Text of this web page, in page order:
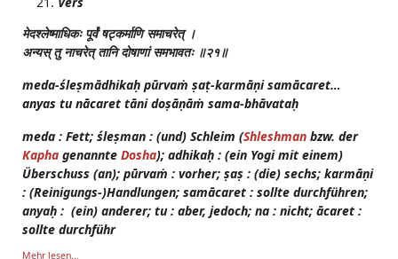
मेदश्लेष्माधिकः पूर्वं षट्कर्माणि समाचरेत् ।
अन्यस् तु नाचरेत् तानि दोषाणां समभावतः ॥२१॥
meda-śleṣmādhikaḥ pūrvaṁ ṣaṭ-karmāṇi samācaret…
anyas tu nācaret tāni doṣāṇāṁ sama-bhāvataḥ
meda : Fett; śleṣman : (und) Schleim (Shleshman bzw. der
Kapha genannte Dosha); adhikaḥ : (ein Yogi mit einem)
Überschuss (an); pūrvaṁ : vorher; ṣaṣ : (die) sechs; karmāṇi
: (Reinigungs-)Handlungen; samācaret : sollte durchführen;
anyaḥ : (ein) anderer; tu : aber, jedoch; na : nicht; ācaret :
sollte durchführ
Mehr lesen...